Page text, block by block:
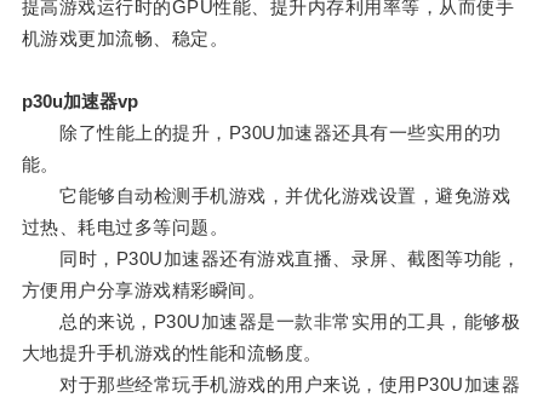
提高游戏运行时的GPU性能、提升内存利用率等，从而使手
机游戏更加流畅、稳定。
p30u加速器vp
除了性能上的提升，P30U加速器还具有一些实用的功
能。
它能够自动检测手机游戏，并优化游戏设置，避免游戏
过热、耗电过多等问题。
同时，P30U加速器还有游戏直播、录屏、截图等功能，
方便用户分享游戏精彩瞬间。
总的来说，P30U加速器是一款非常实用的工具，能够极
大地提升手机游戏的性能和流畅度。
对于那些经常玩手机游戏的用户来说，使用P30U加速器